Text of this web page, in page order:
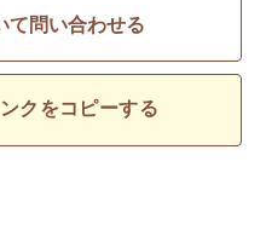
て問い合わせる
クをコピーする